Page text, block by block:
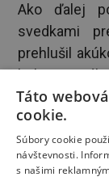
Ako ďalej
svedkami
prehlušil
boli
nevieme,
nemocnica,
obnovy sú
Táto
cookie.
Súbory cookie
návštevnosti.
s našimi